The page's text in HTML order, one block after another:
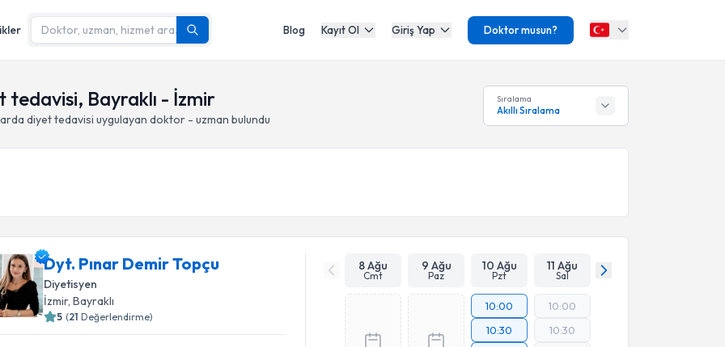
Blog Kayıt Ol Giriş Yap Doktor musun?
Bayraklı - İzmir
diyet tedavisi uygulayan doktor - uzman bulundu
Sıralama
Akıllı Sıralama
Dyt. Pınar Demir Topçu
Diyetisyen
İzmir, Bayraklı
5 (21 Değerlendirme)
8 Ağu
Cmt
9 Ağu
Paz
10 Ağu
Pzt
11 Ağu
Sal
10:00
10:30
10:00
10:30